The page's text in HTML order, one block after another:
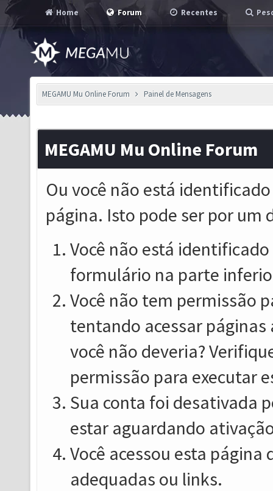
Home Forum Recentes
MEGAMU Mu Online Forum Painel de Mensagens
MEGAMU Mu Online Forum
Ou você não está
página. Isto pode ser por um
Você não está
formulário na parte
Você não tem permissão
tentando acessar
você não deveria?
permissão para executar
Sua conta foi desativada
estar aguardando
Você acessou esta
adequadas ou links.